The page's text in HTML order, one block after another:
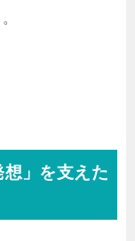
」を支えた